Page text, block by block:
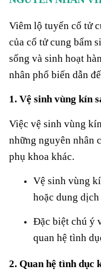
Viêm lộ tuyến cổ tử
của cổ tử cung bẩm
sống và sinh hoạt
nhân phổ biến dẫn
1. Vệ sinh vùng kín
Việc vệ sinh vùng
những nguyên nhân
phụ khoa khác.
Vệ sinh vùng
hoặc dung
Đặc biệt chú ý
quan hệ tình
2. Quan hệ tình dục